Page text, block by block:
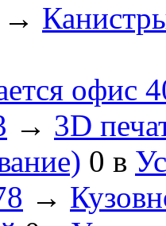
→
офис
→ 3D
0 в
→